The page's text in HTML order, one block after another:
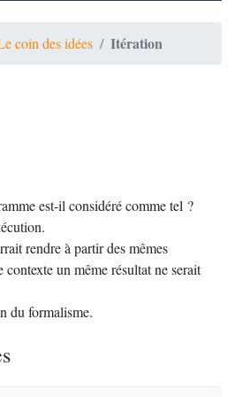
coin des idées Itération
est-il considéré comme tel ?
rendre à partir des mêmes
contexte un même résultat ne serait
du formalisme.